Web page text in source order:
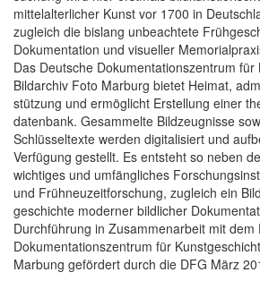
mittelalterlicher Kunst vor 1700 in
zugleich die bislang unbeachtete
Dokumentation und visueller
Das Deutsche Dokumentations­zentrum für
Bildarchiv Foto Marburg bietet Heimat,
stützung und ermöglicht Erstellung einer
datenbank. Gesam­melte Bild­zeugnisse
Schlüs­seltexte werden digitalisiert und
Verfügung gestellt. Es entsteht so neben
wichtiges und umfängliches
und Frühneu­zeitforschung, zugleich ein
geschichte moderner bildlicher
Durch­führung in Zusam­menarbeit mit dem
Dokumentations­zentrum für
Marbung gefördert durch die DFG März